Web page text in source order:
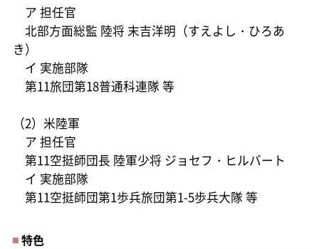
ア 担任官
北部方面総監 陸将 末吉洋明（すえよし・ひろあ
き）
イ 実施部隊
第11旅団第18普通科連隊 等
（2）米陸軍
ア 担任官
第11空挺師団長 陸軍少将 ジョセフ・ヒルバート
イ 実施部隊
第11空挺師団第1歩兵旅団第1-5歩兵大隊 等
特色